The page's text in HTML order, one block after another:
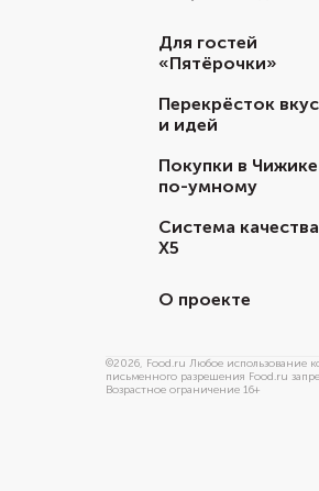
Для гостей
«Пятёрочки»
Перекрёсток
и идей
Покупки в Чижике
по-умному
Система качества
Х5
О проекте
©2026, Food.ru Любое использование
письменного разрешения Food.ru
Возрастное ограничение 16+